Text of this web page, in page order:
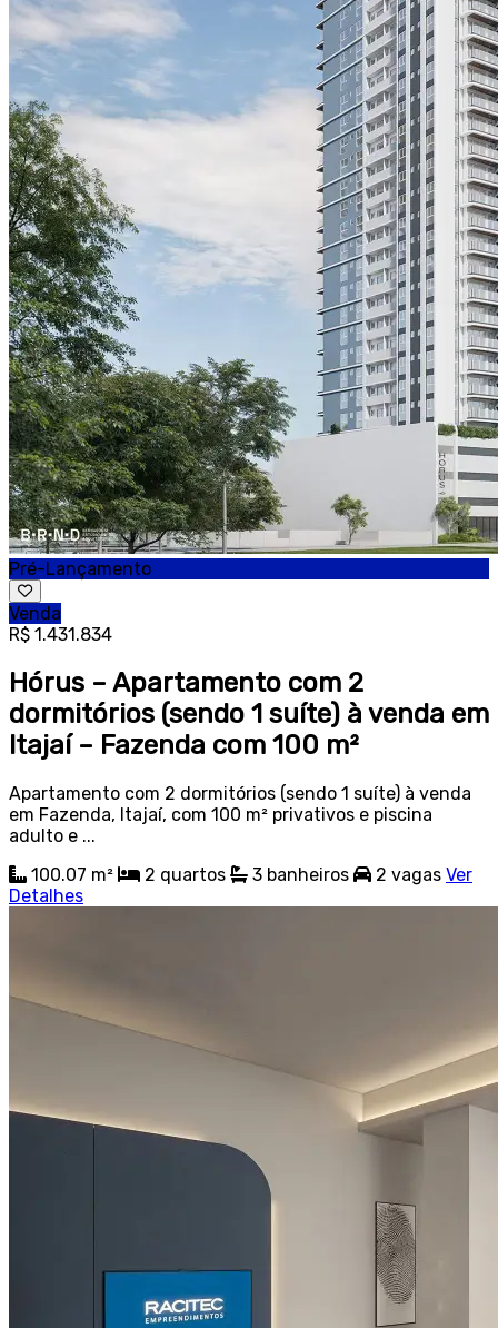
Pré-Lançamento
Venda
R$ 1.431.834
Hórus – Apartamento com 2
dormitórios (sendo 1 suíte) à venda em
Itajaí – Fazenda com 100 m²
Apartamento com 2 dormitórios (sendo 1 suíte) à venda
em Fazenda, Itajaí, com 100 m² privativos e piscina
adulto e ...
100.07 m²
2 quartos 3 banheiros 2 vagas Ver
Detalhes